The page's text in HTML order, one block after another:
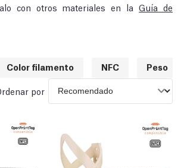
con otros materiales en laGuía de
Color filamento NFC Peso
por